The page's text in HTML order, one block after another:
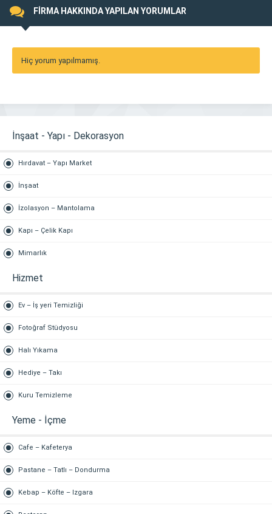
FİRMA HAKKINDA YAPILAN YORUMLAR
Hiç yorum yapılmamış.
İnşaat - Yapı - Dekorasyon
Hırdavat – Yapı Market
İnşaat
İzolasyon – Mantolama
Kapı – Çelik Kapı
Mimarlık
Hizmet
Ev – İş yeri Temizliği
Fotoğraf Stüdyosu
Halı Yıkama
Hediye – Takı
Kuru Temizleme
Yeme - İçme
Cafe – Kafeterya
Pastane – Tatlı – Dondurma
Kebap – Köfte – Izgara